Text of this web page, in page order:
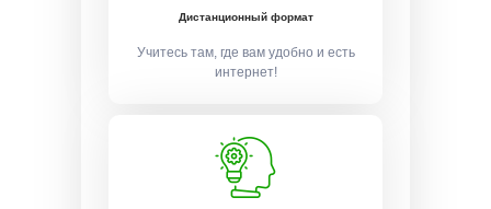
Дистанционный формат
Учитесь там, где вам удобно и есть
интернет!